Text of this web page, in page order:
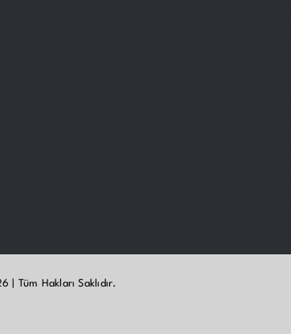
Tüm Hakları Saklıdır.